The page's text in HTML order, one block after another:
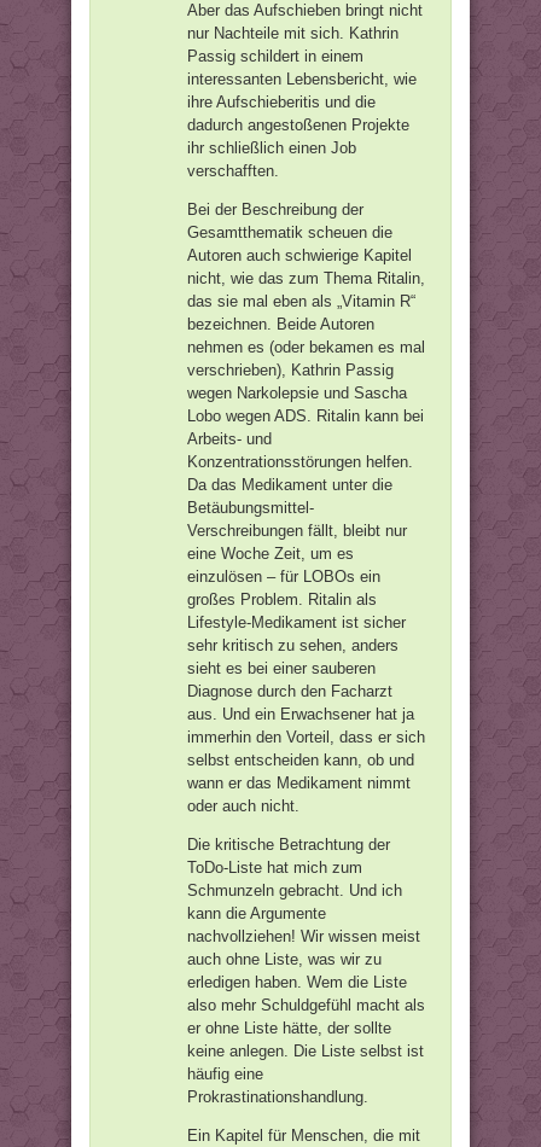
Aber das Aufschieben bringt nicht
nur Nachteile mit sich. Kathrin
Passig schildert in einem
interessanten Lebensbericht, wie
ihre Aufschieberitis und die
dadurch angestoßenen Projekte
ihr schließlich einen Job
verschafften.
Bei der Beschreibung der
Gesamtthematik scheuen die
Autoren auch schwierige Kapitel
nicht, wie das zum Thema Ritalin,
das sie mal eben als „Vitamin R“
bezeichnen. Beide Autoren
nehmen es (oder bekamen es mal
verschrieben), Kathrin Passig
wegen Narkolepsie und Sascha
Lobo wegen ADS. Ritalin kann bei
Arbeits- und
Konzentrationsstörungen helfen.
Da das Medikament unter die
Betäubungsmittel-
Verschreibungen fällt, bleibt nur
eine Woche Zeit, um es
einzulösen – für LOBOs ein
großes Problem. Ritalin als
Lifestyle-Medikament ist sicher
sehr kritisch zu sehen, anders
sieht es bei einer sauberen
Diagnose durch den Facharzt
aus. Und ein Erwachsener hat ja
immerhin den Vorteil, dass er sich
selbst entscheiden kann, ob und
wann er das Medikament nimmt
oder auch nicht.
Die kritische Betrachtung der
ToDo-Liste hat mich zum
Schmunzeln gebracht. Und ich
kann die Argumente
nachvollziehen! Wir wissen meist
auch ohne Liste, was wir zu
erledigen haben. Wem die Liste
also mehr Schuldgefühl macht als
er ohne Liste hätte, der sollte
keine anlegen. Die Liste selbst ist
häufig eine
Prokrastinationshandlung.
Ein Kapitel für Menschen, die mit